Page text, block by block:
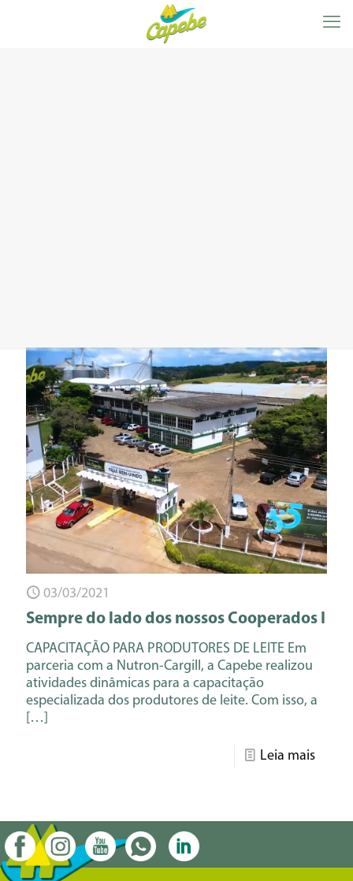
03/03/2021
Sempre do lado dos nossos Cooperados I
CAPACITAÇÃO PARA PRODUTORES DE LEITE Em
parceria com a Nutron-Cargill, a Capebe realizou
atividades dinâmicas para a capacitação
especializada dos produtores de leite. Com isso, a
[…]
Leia mais